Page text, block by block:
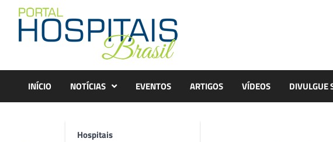
content
INÍCIO NOTÍCIAS
Hospitais
EVENTOS ARTIGOS VÍDEOS DIVULGUE